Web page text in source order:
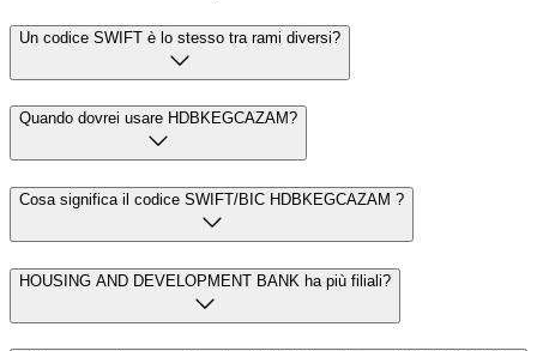
Un codice SWIFT è lo stesso tra rami diversi?
Quando dovrei usare HDBKEGCAZAM?
Cosa significa il codice SWIFT/BIC HDBKEGCAZAM ?
HOUSING AND DEVELOPMENT BANK ha più filiali?